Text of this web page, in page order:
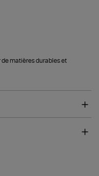
de matières durables et